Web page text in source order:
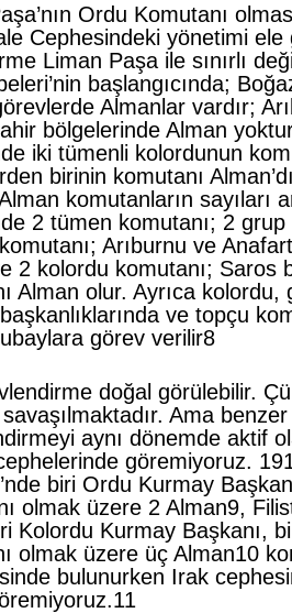
Ordu Komutanı
Cephesindeki yönetimi ele
Liman Paşa ile sınırlı
başlangıcında;
Almanlar vardır;
bölgelerinde Alman
iki tümenli kolordunun
birinin komutanı
komutanların sayıları
2 tümen komutanı; 2 grup
Arıburnu ve
2 kolordu komutanı; Saros
Alman olur. Ayrıca
ve topçu
görev verilir8
doğal görülebilir.
Ama
aynı dönemde aktif
göremiyoruz.
biri Ordu Kurmay
olmak üzere 2 Alman9,
Kolordu Kurmay Başkanı,
olmak üzere üç Alman10
bulunurken Irak